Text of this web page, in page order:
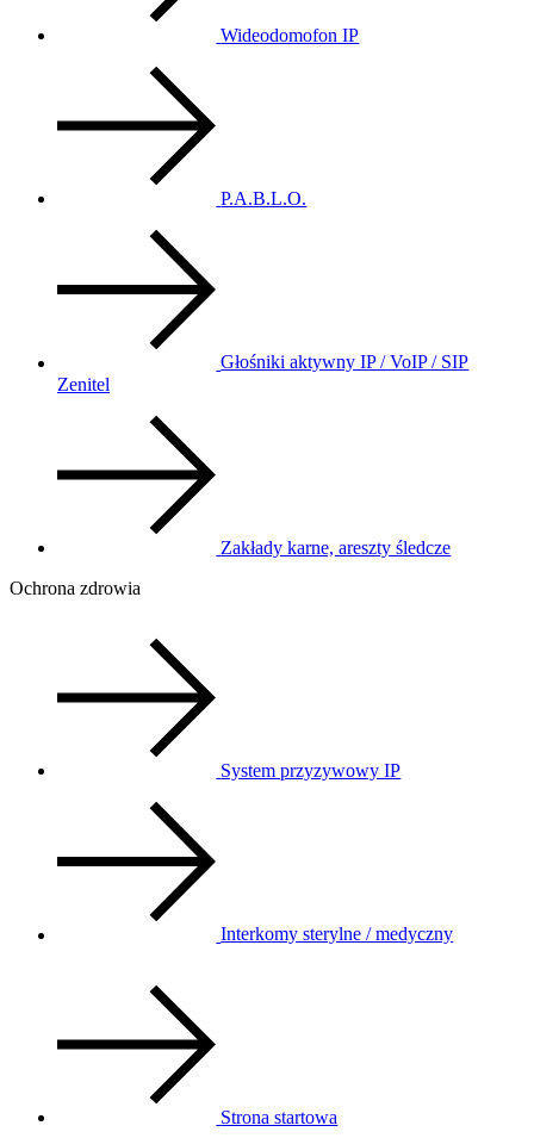
Wideodomofon IP
P.A.B.L.O.
Głośniki aktywny IP / VoIP / SIP
Zenitel
Zakłady karne, areszty śledcze
Ochrona zdrowia
System przyzywowy IP
Interkomy sterylne / medyczny
Strona startowa